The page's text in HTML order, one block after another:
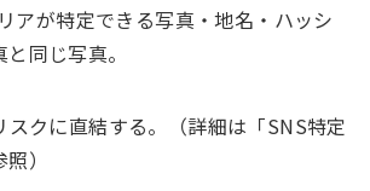
アが特定できる写真・地名・ハッシ
同じ写真。
スクに直結する。（詳細は「SNS特定
）